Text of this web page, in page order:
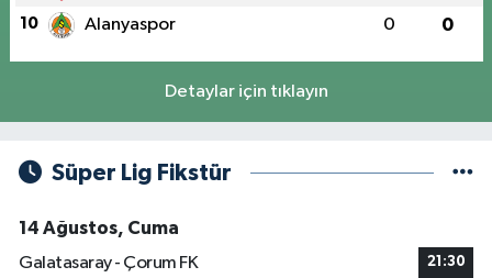
10 Alanyaspor 0 0
Detaylar için tıklayın
Süper Lig Fikstür
14 Ağustos, Cuma
Galatasaray - Çorum FK
21:30